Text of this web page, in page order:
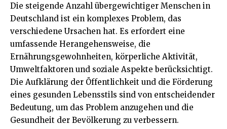
Die steigende Anzahl übergewichtiger Menschen in
Deutschland ist ein komplexes Problem, das
verschiedene Ursachen hat. Es erfordert eine
umfassende Herangehensweise, die
Ernährungsgewohnheiten, körperliche Aktivität,
Umweltfaktoren und soziale Aspekte berücksichtigt.
Die Aufklärung der Öffentlichkeit und die Förderung
eines gesunden Lebensstils sind von entscheidender
Bedeutung, um das Problem anzugehen und die
Gesundheit der Bevölkerung zu verbessern.